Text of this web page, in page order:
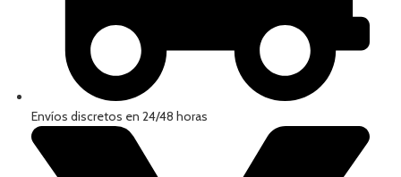
Envíos discretos en 24/48 horas